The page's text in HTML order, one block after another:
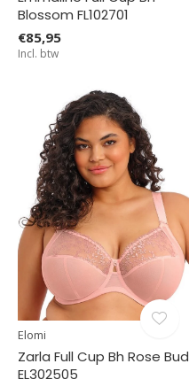
Blossom FL102701
€85,95
Incl. btw
Elomi
Zarla Full Cup Bh Rose Bud
EL302505